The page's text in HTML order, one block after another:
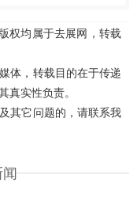
权均属于去展网，转载
体，转载目的在于传递
真实性负责。
其它问题的，请联系我